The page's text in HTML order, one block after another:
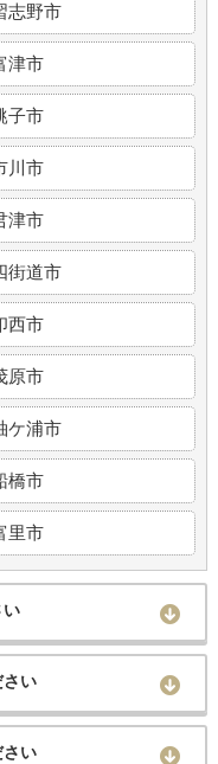
志野市
津市
子市
川市
津市
街道市
西市
原市
ケ浦市
橋市
里市
い
さい
さい